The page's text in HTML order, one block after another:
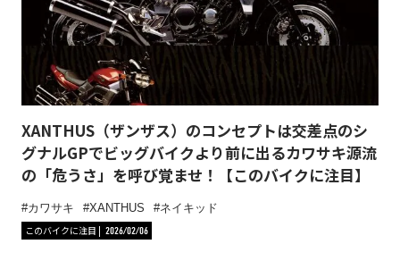
XANTHUS（ザンザス）のコンセプトは交差点のシ
グナルGPでビッグバイクより前に出るカワサキ源流
の「危うさ」を呼び覚ませ！【このバイクに注目】
カワサキ XANTHUS
ネイキッド
このバイクに注目
2026/02/06